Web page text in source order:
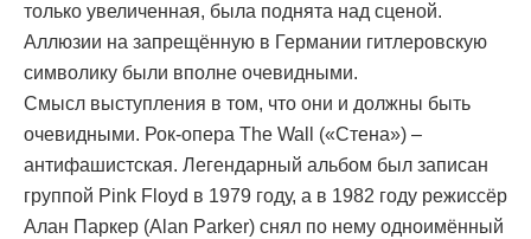
только увеличенная, была поднята над сценой.
Аллюзии на запрещённую в Германии гитлеровскую
символику были вполне очевидными.
Смысл выступления в том, что они и должны быть
очевидными. Рок-опера The Wall («Стена») –
антифашистская. Легендарный альбом был записан
группой Pink Floyd в 1979 году, а в 1982 году режиссёр
Алан Паркер (Alan Parker) снял по нему одноимённый